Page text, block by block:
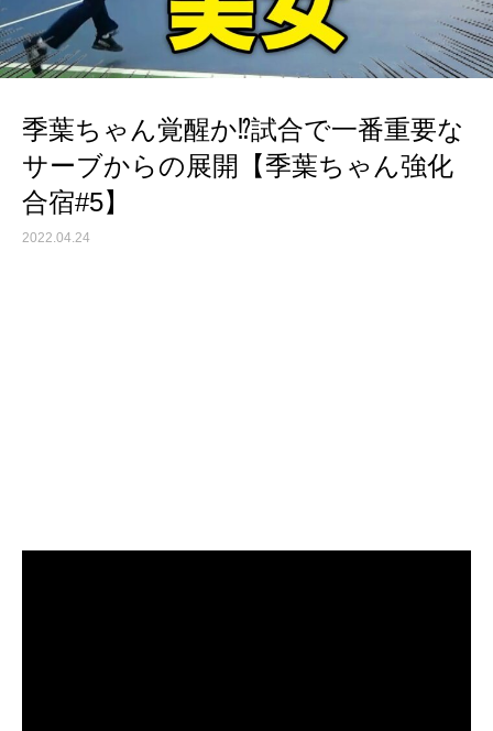
季葉ちゃん覚醒か⁉️試合で一番重要な
サーブからの展開【季葉ちゃん強化
合宿#5】
2022.04.24